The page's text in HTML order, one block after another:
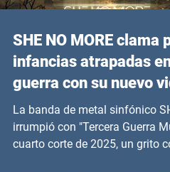
SHE NO MORE clama
infancias atrapadas
guerra con su nuevo
TERCERA GUERRA
La banda de metal sinfónico
irrumpió con "Tercera Guerra
cuarto corte de 2025, un grito